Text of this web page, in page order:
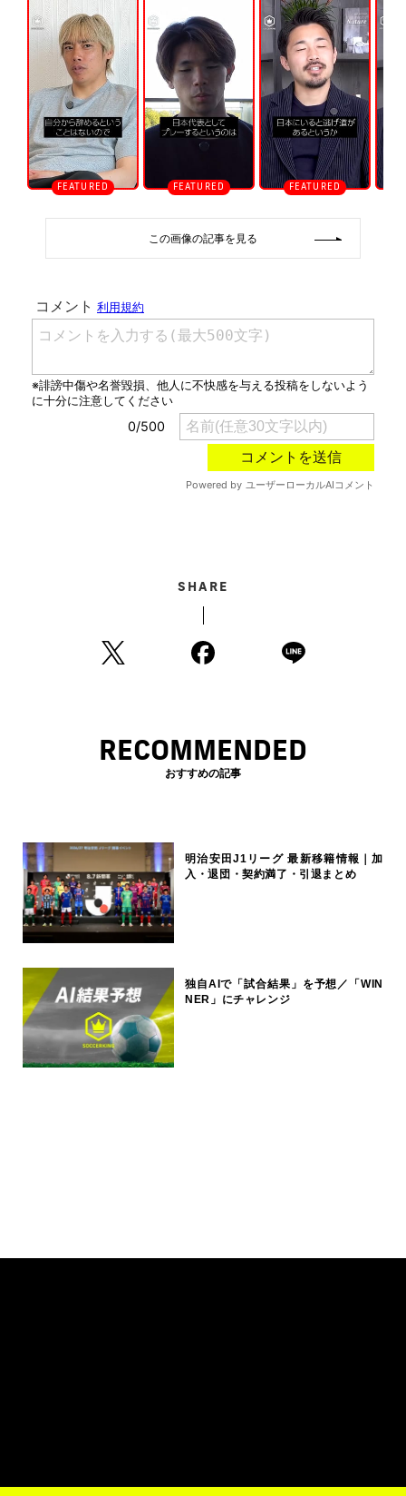
n
m
u
t
e
この画像の記事を見る
SHARE
RECOMMENDED
おすすめの記事
明治安田J1リーグ 最新移籍情報｜加
入・退団・契約満了・引退まとめ
独自AIで「試合結果」を予想／「WIN
NER」にチャレンジ